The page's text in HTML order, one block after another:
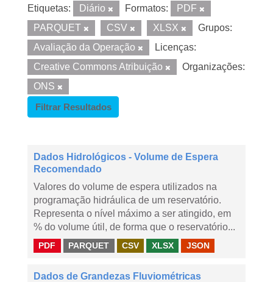
Etiquetas: Diário Formatos:
PDF
PARQUET
CSV XLSX
Grupos:
Avaliação da Operação
Licenças:
Creative Commons Atribuição
Organizações:
ONS
Filtrar Resultados
Dados Hidrológicos - Volume de Espera
Recomendado
Valores do volume de espera utilizados na
programação hidráulica de um reservatório.
Representa o nível máximo a ser atingido, em
% do volume útil, de forma que o reservatório...
PDF PARQUET CSV XLSX JSON
Dados de Grandezas Fluviométricas